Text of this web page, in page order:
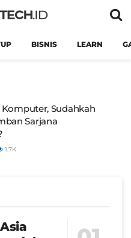
BISNIS LEARN
Komputer, Sudahkah
Sarjana
1.7K